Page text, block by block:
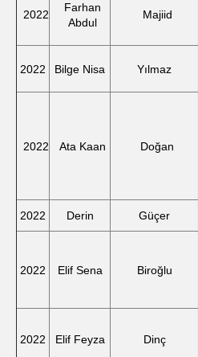
2022
Farhan
Abdul
Majiid
2022 Bilge Nisa Yılmaz
2022 Ata Kaan Doğan
2022
Derin Güçer
2022 Elif Sena Biroğlu
2022 Elif Feyza Dinç